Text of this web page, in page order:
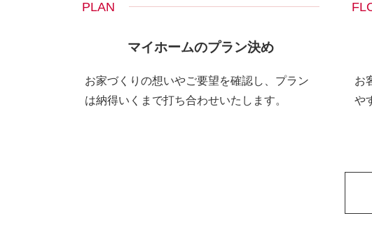
PLAN
マイホームのプラン決め
お家づくりの想いやご要望を確認し、プラン
は納得いくまで打ち合わせいたします。
お
や